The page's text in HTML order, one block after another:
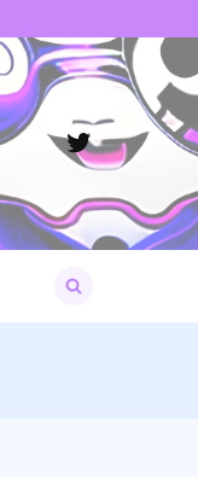
Twitter
for: